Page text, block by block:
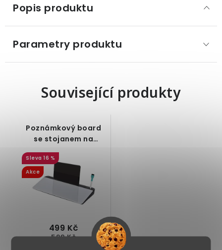
Popis produktu
Parametry produktu
Související produkty
Poznámkový board
se stojanem na
mobil/tablet
16 %
Akce
499 Kč
599 Kč